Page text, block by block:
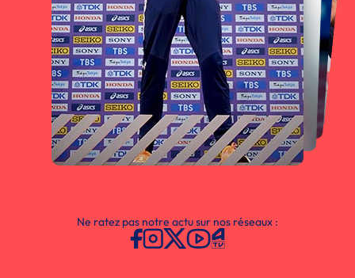
Ne ratez pas notre actu sur nos réseaux :